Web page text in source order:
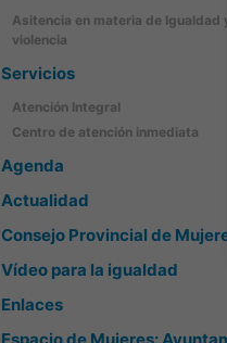
Asitencia en materia de Igualdad
violencia
Servicios
Atención Integral
Centro de atención inmediata
Agenda
Actualidad
Consejo Provincial de
Vídeo para la igualdad
Enlaces